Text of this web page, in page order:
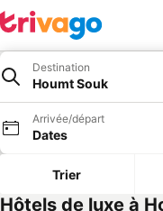
Destination
Houmt Souk
Arrivée/départ
Dates
Trier
Hôtels de luxe à